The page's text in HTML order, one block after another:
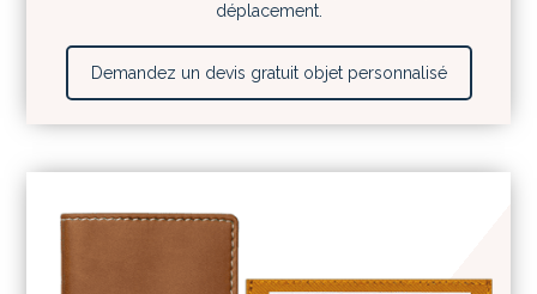
déplacement.
Demandez un devis gratuit objet personnalisé